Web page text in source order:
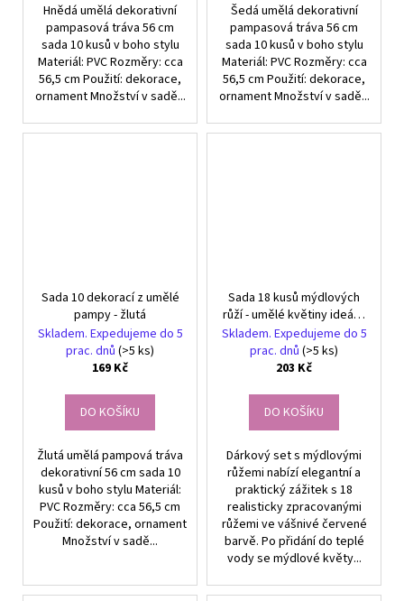
Hnědá umělá dekorativní
pampasová tráva 56 cm
sada 10 kusů v boho stylu
Materiál: PVC Rozměry: cca
56,5 cm Použití: dekorace,
ornament Množství v sadě...
Šedá umělá dekorativní
pampasová tráva 56 cm
sada 10 kusů v boho stylu
Materiál: PVC Rozměry: cca
56,5 cm Použití: dekorace,
ornament Množství v sadě...
Sada 10 dekorací z umělé
pampy - žlutá
Skladem. Expedujeme do 5
prac. dnů (>5 ks)
169 Kč
DO KOŠÍKU
Žlutá umělá pampová tráva
dekorativní 56 cm sada 10
kusů v boho stylu Materiál:
PVC Rozměry: cca 56,5 cm
Použití: dekorace, ornament
Množství v sadě...
Sada 18 kusů mýdlových
růží - umělé květiny ideální
jako dárek
Skladem. Expedujeme do 5
prac. dnů (>5 ks)
203 Kč
DO KOŠÍKU
Dárkový set s mýdlovými
růžemi nabízí elegantní a
praktický zážitek s 18
realisticky zpracovanými
růžemi ve vášnivé červené
barvě. Po přidání do teplé
vody se mýdlové květy...